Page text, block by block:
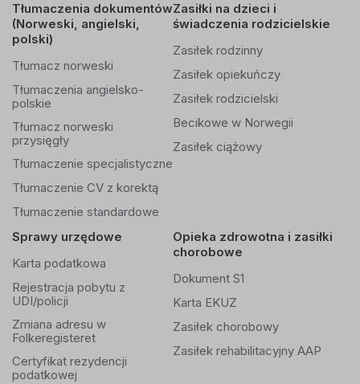
Tłumaczenia dokumentów
(Norweski, angielski,
polski)
Tłumacz norweski
Tłumaczenia angielsko-
polskie
Tłumacz norweski
przysięgły
Tłumaczenie specjalistyczne
Tłumaczenie CV z korektą
Tłumaczenie standardowe
Zasiłki na dzieci i
świadczenia rodzicielskie
Zasiłek rodzinny
Zasiłek opiekuńczy
Zasiłek rodzicielski
Becikowe w Norwegii
Zasiłek ciążowy
Sprawy urzędowe
Karta podatkowa
Rejestracja pobytu z
UDI/policji
Zmiana adresu w
Folkeregisteret
Certyfikat rezydencji
podatkowej
Opieka zdrowotna i zasiłki
chorobowe
Dokument S1
Karta EKUZ
Zasiłek chorobowy
Zasiłek rehabilitacyjny AAP